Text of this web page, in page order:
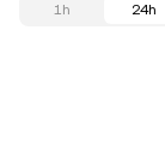
1h 24h